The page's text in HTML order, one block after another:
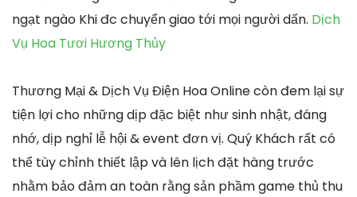
ngạt ngào Khi đc chuyển giao tới mọi người dấn. Dịch
Vụ Hoa Tươi Hương Thủy
Thương Mại & Dịch Vụ Điện Hoa Online còn đem lại sự
tiện lợi cho những dịp đặc biệt như sinh nhật, đáng
nhớ, dịp nghỉ lễ hội & event đơn vị. Quý Khách rất có
thể tùy chỉnh thiết lập và lên lịch đặt hàng trước
nhằm bảo đảm an toàn rằng sản phầm game thủ thu